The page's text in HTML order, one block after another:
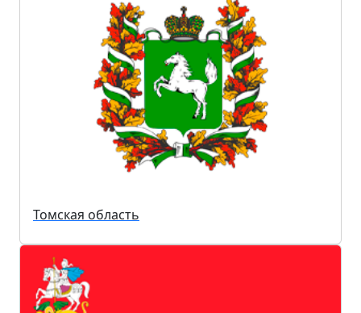
Томская область